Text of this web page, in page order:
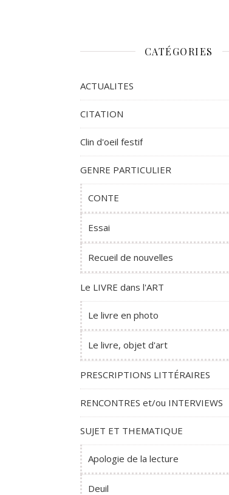
CATÉGORIES
ACTUALITES
CITATION
Clin d'oeil festif
GENRE PARTICULIER
CONTE
Essai
Recueil de nouvelles
Le LIVRE dans l'ART
Le livre en photo
Le livre, objet d'art
PRESCRIPTIONS LITTÉRAIRES
RENCONTRES et/ou INTERVIEWS
SUJET ET THEMATIQUE
Apologie de la lecture
Deuil